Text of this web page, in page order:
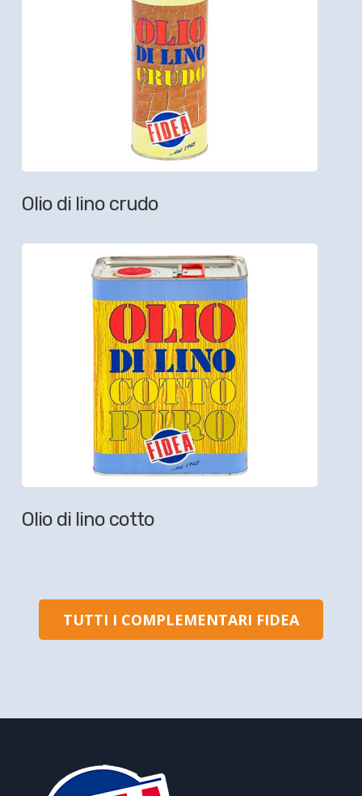
Olio di lino crudo
Olio di lino cotto
TUTTI I COMPLEMENTARI FIDEA